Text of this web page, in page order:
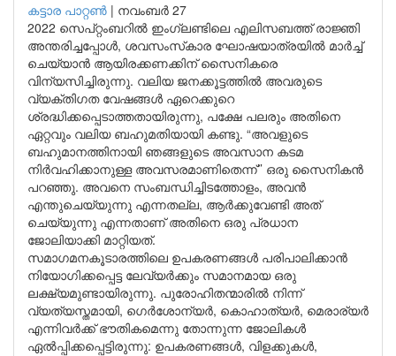
കട്ടാര പാറ്റൺ | നവംബർ 27
2022 സെപ്റ്റംബറിൽ ഇംഗ്ലണ്ടിലെ എലിസബത്ത് രാജ്ഞി
അന്തരിച്ചപ്പോൾ, ശവസംസ്‌കാര ഘോഷയാത്രയിൽ മാർച്ച്
ചെയ്യാൻ ആയിരക്കണക്കിന് സൈനികരെ
വിന്യസിച്ചിരുന്നു. വലിയ ജനക്കൂട്ടത്തിൽ അവരുടെ
വ്യക്തിഗത വേഷങ്ങൾ ഏറെക്കുറെ
ശ്രദ്ധിക്കപ്പെടാത്തതായിരുന്നു, പക്ഷേ പലരും അതിനെ
ഏറ്റവും വലിയ ബഹുമതിയായി കണ്ടു. “അവളുടെ
ബഹുമാനത്തിനായി ഞങ്ങളുടെ അവസാന കടമ
നിർവഹിക്കാനുള്ള അവസരമാണിതെന്ന്’’ ഒരു സൈനികൻ
പറഞ്ഞു. അവനെ സംബന്ധിച്ചിടത്തോളം, അവൻ
എന്തുചെയ്യുന്നു എന്നതല്ല, ആർക്കുവേണ്ടി അത്
ചെയ്യുന്നു എന്നതാണ് അതിനെ ഒരു പ്രധാന
ജോലിയാക്കി മാറ്റിയത്.
സമാഗമനകൂടാരത്തിലെ ഉപകരണങ്ങൾ പരിപാലിക്കാൻ
നിയോഗിക്കപ്പെട്ട ലേവ്യർക്കും സമാനമായ ഒരു
ലക്ഷ്യമുണ്ടായിരുന്നു. പുരോഹിതന്മാരിൽ നിന്ന്
വ്യത്യസ്തമായി, ഗെർശോന്യർ, കൊഹാത്യർ, മെരാര്യർ
എന്നിവർക്ക് ഭൗതികമെന്നു തോന്നുന്ന ജോലികൾ
ഏൽപ്പിക്കപ്പെട്ടിരുന്നു: ഉപകരണങ്ങൾ, വിളക്കുകൾ,